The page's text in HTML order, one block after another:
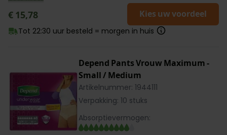
€ 15,78 Kies uw voordeel
Tot 22:30 uur besteld = morgen in huis
Depend Pants Vrouw Maximum -
Small / Medium
Artikelnummer: 1944111
Verpakking: 10 stuks
Absorptievermogen: